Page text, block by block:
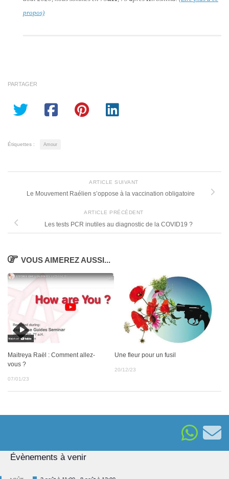
propos)
PARTAGER
Étiquettes : Amour
ARTICLE SUIVANT
Le Mouvement Raélien s’oppose à la vaccination obligatoire
ARTICLE PRÉCÉDENT
Les tests PCR inutiles au diagnostic de la COVID19 ?
VOUS AIMEREZ AUSSI...
Maitreya Raël : Comment allez-
vous ?
07/01/23
Une fleur pour un fusil
20/12/23
Évènements à venir